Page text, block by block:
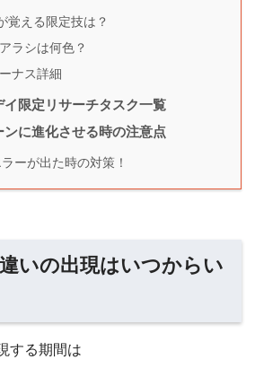
覚える限定技は？
ラシは何色？
ナス詳細
イ限定リサーチタスク一覧
に進化させる時の注意点
ーが出た時の対策！
いの出現はいつからい
する期間は